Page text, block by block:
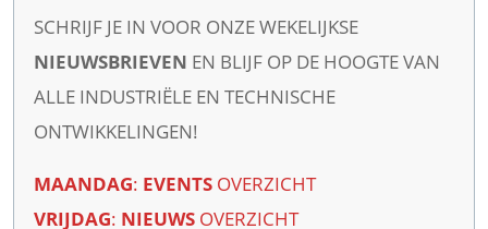
SCHRIJF JE IN VOOR ONZE WEKELIJKSE
NIEUWSBRIEVEN EN BLIJF OP DE HOOGTE VAN
ALLE INDUSTRIËLE EN TECHNISCHE
ONTWIKKELINGEN!
MAANDAG: EVENTS OVERZICHT
VRIJDAG: NIEUWS OVERZICHT